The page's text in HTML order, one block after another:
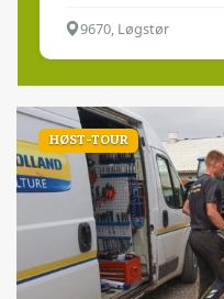
9670, Løgstør
HØST-TOUR